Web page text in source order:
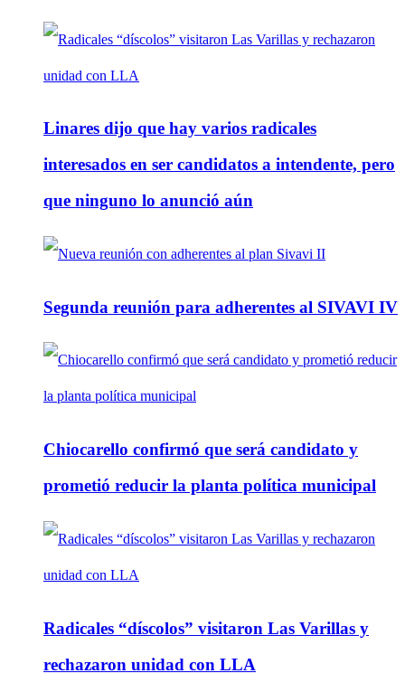
Linares dijo que hay varios radicales
interesados en ser candidatos a intendente, pero
que ninguno lo anunció aún
Segunda reunión para adherentes al SIVAVI IV
Chiocarello confirmó que será candidato y
prometió reducir la planta política municipal
Radicales “díscolos” visitaron Las Varillas y
rechazaron unidad con LLA